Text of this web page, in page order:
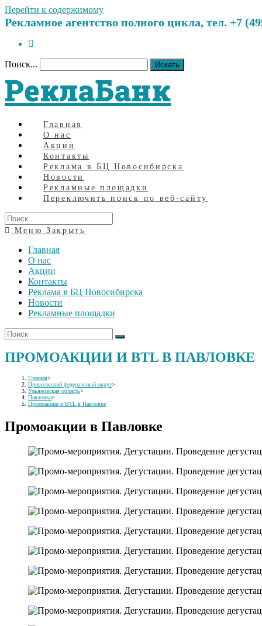
Перейти к содержимому
Рекламное агентство полного цикла, тел. +7
Поиск... Искать
РеклаБанк
Главная
О нас
Акции
Контакты
Реклама в БЦ Новосибирска
Новости
Рекламные площадки
Переключить поиск по веб-сайту
Меню Закрыть
Главная
О нас
Акции
Контакты
Реклама в БЦ Новосибирска
Новости
Рекламные площадки
ПРОМОАКЦИИ И BTL В ПАВЛОВКЕ
Главная>
Приволжский федеральный округ>
Ульяновская область>
Павловка>
Промоакции и BTL в Павловке
Промоакции в Павловке